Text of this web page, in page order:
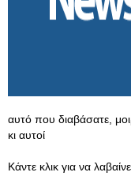
αυτό που διαβάσατε,
κι αυτοί
Κάντε κλικ για να